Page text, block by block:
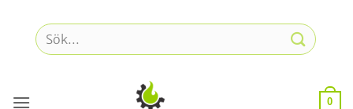
innehåll
Sök
efter:
0